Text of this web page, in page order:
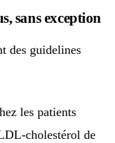
sans exception
des guidelines
les patients
cholestérol de